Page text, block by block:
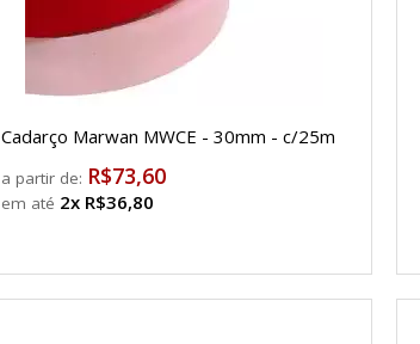
Cadarço Marwan MWCE - 30mm - c/25m
a partir de: R$73,60
2x R$36,80